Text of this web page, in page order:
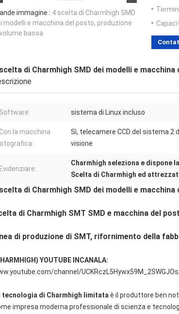
immagine : 4 scelta di Charmhigh SMD
modelli e macchina del posto, produzione
bassa
di Charmhigh SMD dei modelli e
Software: sistema di Linux incluso
Con la macchina
Sì, telecamere CCD del sistema 2
visione
Evidenziare:
Charmhigh seleziona e dispone
Scelta di Charmhigh ed
di Charmhigh SMD dei modelli e
di Charmhigh SMT SMD e macchina del
di produzione di SMT, rifornimento della
YOUTUBE INCANALA:
channel/
tecnologia di Charmhigh limitataè il produttore ben
impresa moderna professionale di scienza e